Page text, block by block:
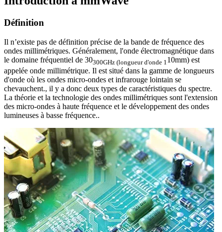
Définition
Il n’existe pas de définition précise de la bande de fréquence des
ondes millimétriques. Généralement, l'onde électromagnétique dans
le domaine fréquentiel de 30300GHz (longueur d'onde 110mm) est
appelée onde millimétrique. Il est situé dans la gamme de longueurs
d'onde où les ondes micro-ondes et infrarouge lointain se
chevauchent., il y a donc deux types de caractéristiques du spectre.
La théorie et la technologie des ondes millimétriques sont l'extension
des micro-ondes à haute fréquence et le développement des ondes
lumineuses à basse fréquence..